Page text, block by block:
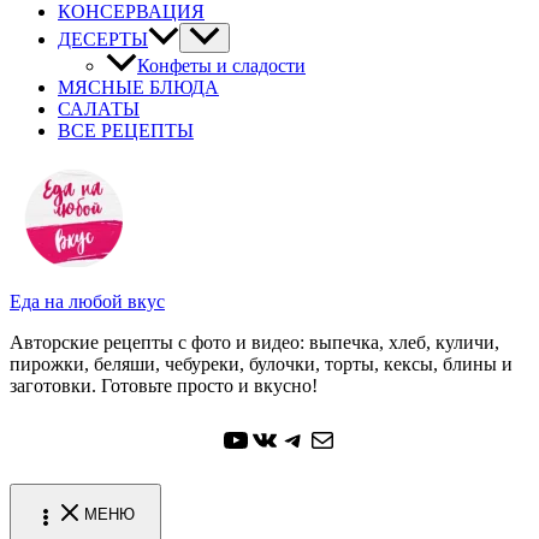
КОНСЕРВАЦИЯ
ДЕСЕРТЫ
Конфеты и сладости
МЯСНЫЕ БЛЮДА
САЛАТЫ
ВСЕ РЕЦЕПТЫ
Еда на любой вкус
Авторские рецепты с фото и видео: выпечка, хлеб, куличи,
пирожки, беляши, чебуреки, булочки, торты, кексы, блины и
заготовки. Готовьте просто и вкусно!
YouTube
ВКонтакте
Telegram
Почта
МЕНЮ